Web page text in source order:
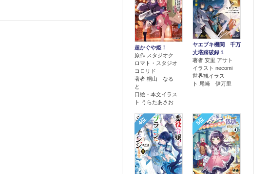
超かぐや姫！
原作 スタジオク
ロマト・スタジオ
コロリド
著者 桐山 なる
と
口絵・本文イラス
ト うらたあさお
ヤエブキ機関 千万
丈塔踏破録１
著者 安里 アサト
イラスト necomi
世界観イラス
ト 尾崎 伊万里
4位 5位